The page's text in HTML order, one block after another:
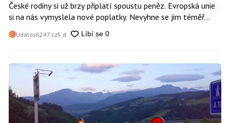
České rodiny si už brzy připlatí spoustu peněz. Evropská unie
si na nás vymyslela nové poplatky. Nevyhne se jim téměř
nikdo
Události247.cz5 d